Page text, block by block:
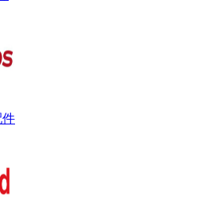
件